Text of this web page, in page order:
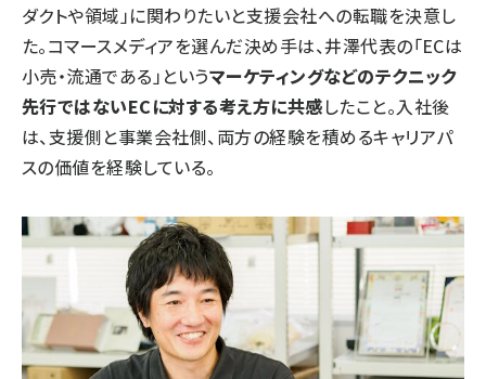
ダクトや領域」に関わりたいと支援会社への転職を決意し
た。コマースメディアを選んだ決め手は、井澤代表の「ECは
小売・流通である」というマーケティングなどのテクニック
先行ではないECに対する考え方に共感したこと。入社後
は、支援側と事業会社側、両方の経験を積めるキャリアパ
スの価値を経験している。